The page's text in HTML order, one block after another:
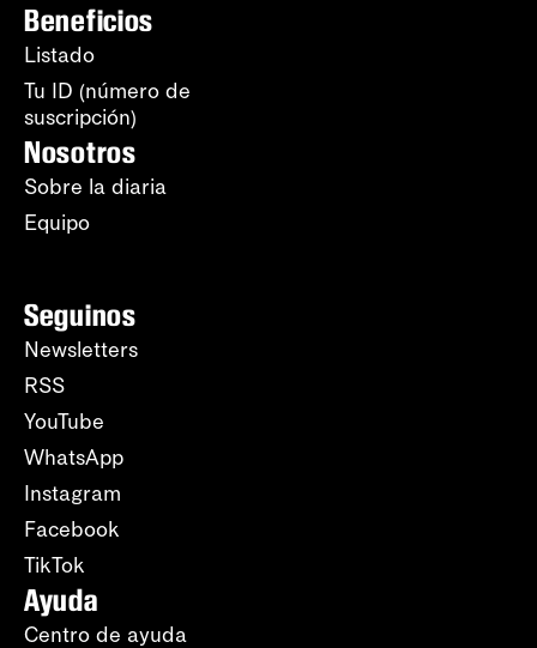
Beneficios
Listado
Tu ID (número de
suscripción)
Nosotros
Sobre la diaria
Equipo
Seguinos
Newsletters
RSS
YouTube
WhatsApp
Instagram
Facebook
TikTok
Ayuda
Centro de ayuda